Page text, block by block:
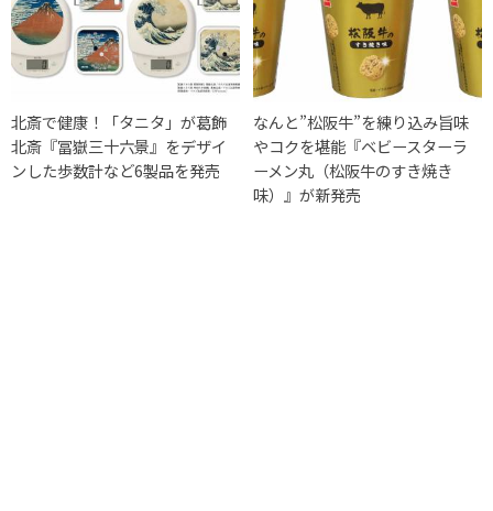
北斎で健康！「タニタ」が葛飾
北斎『冨嶽三十六景』をデザイ
ンした歩数計など6製品を発売
なんと”松阪牛”を練り込み旨味
やコクを堪能『ベビースターラ
ーメン丸（松阪牛のすき焼き
味）』が新発売